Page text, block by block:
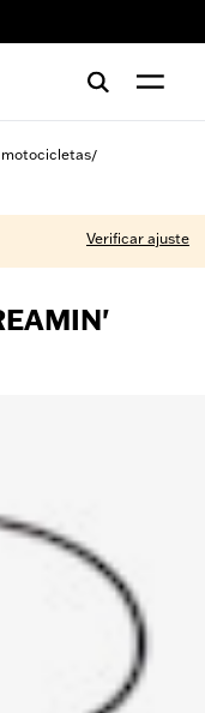
motocicletas/
Verificar ajuste